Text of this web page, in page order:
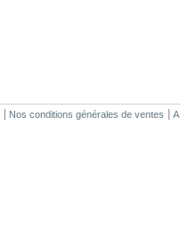
Nos conditions générales de ventes A